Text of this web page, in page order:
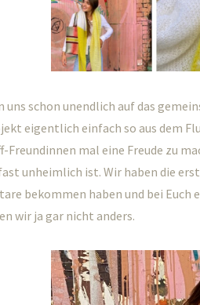
uns schon unendlich auf das
eigentlich einfach so aus dem
mal eine Freude zu
unheimlich ist. Wir haben die
bekommen haben und bei Euch
wir ja gar nicht anders.